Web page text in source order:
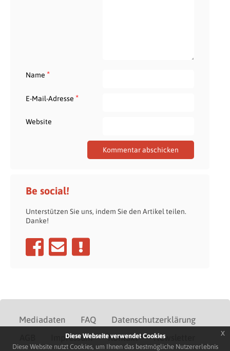
Name *
E-Mail-Adresse *
Website
Be social!
Unterstützen Sie uns, indem Sie den Artikel teilen.
Danke!
Mediadaten FAQ
Datenschutzerklärung
Impressum Kontakt Newsletter
Diese Webseite verwendet Cookies
Diese Website nutzt Cookies, um Ihnen das bestmögliche Nutzererlebnis
x